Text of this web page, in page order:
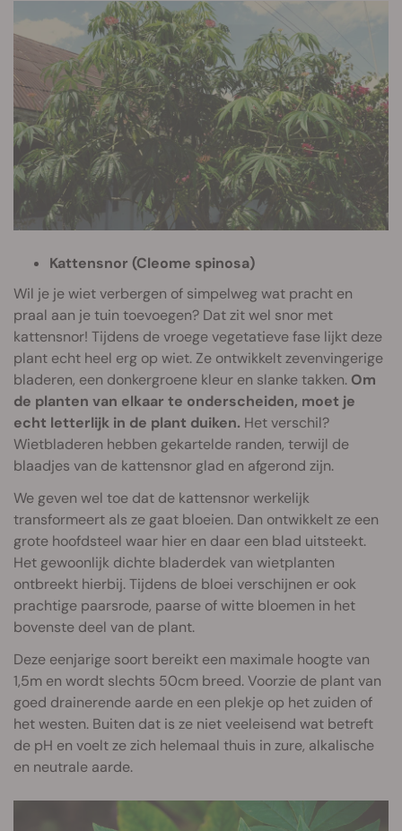
Kattensnor (Cleome spinosa)
Wil je je wiet verbergen of simpelweg wat pracht en
praal aan je tuin toevoegen? Dat zit wel snor met
kattensnor! Tijdens de vroege vegetatieve fase lijkt deze
plant echt heel erg op wiet. Ze ontwikkelt zevenvingerige
bladeren, een donkergroene kleur en slanke takken. Om
de planten van elkaar te onderscheiden, moet je
echt letterlijk in de plant duiken. Het verschil?
Wietbladeren hebben gekartelde randen, terwijl de
blaadjes van de kattensnor glad en afgerond zijn.
We geven wel toe dat de kattensnor werkelijk
transformeert als ze gaat bloeien. Dan ontwikkelt ze een
grote hoofdsteel waar hier en daar een blad uitsteekt.
Het gewoonlijk dichte bladerdek van wietplanten
ontbreekt hierbij. Tijdens de bloei verschijnen er ook
prachtige paarsrode, paarse of witte bloemen in het
bovenste deel van de plant.
Deze eenjarige soort bereikt een maximale hoogte van
1,5m en wordt slechts 50cm breed. Voorzie de plant van
goed drainerende aarde en een plekje op het zuiden of
het westen. Buiten dat is ze niet veeleisend wat betreft
de pH en voelt ze zich helemaal thuis in zure, alkalische
en neutrale aarde.